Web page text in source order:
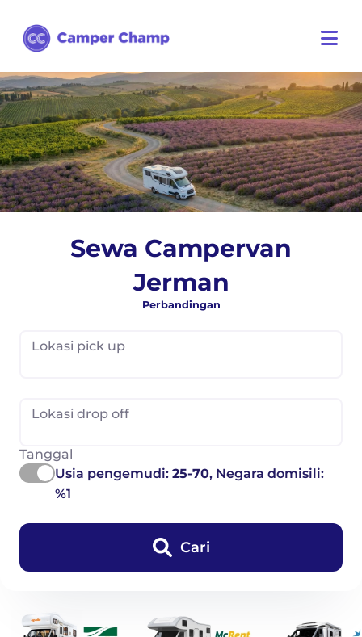
Sewa Campervan
Jerman
Perbandingan
Lokasi pick up
Lokasi drop off
Tanggal
Usia pengemudi: 25-70, Negara domisili:
%1
Cari